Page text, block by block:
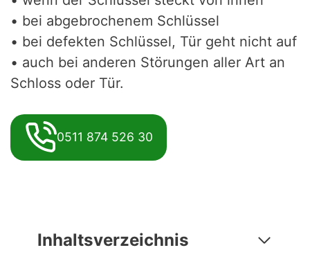
• bei abgebrochenem Schlüssel
• bei defekten Schlüssel, Tür geht nicht auf
• auch bei anderen Störungen aller Art an
Schloss oder Tür.
0511 874 526 30
Inhaltsverzeichnis